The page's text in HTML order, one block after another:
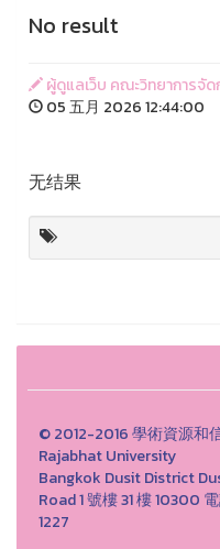
No result
ผู้ดูแลเว็บ คณะวิทยาการจัด
05 五月 2026 12:44:00
无结果
© 2012-2016 學術資源和
Rajabhat University
Bangkok Dusit District
Road 1 號樓 31 樓 10300
1227